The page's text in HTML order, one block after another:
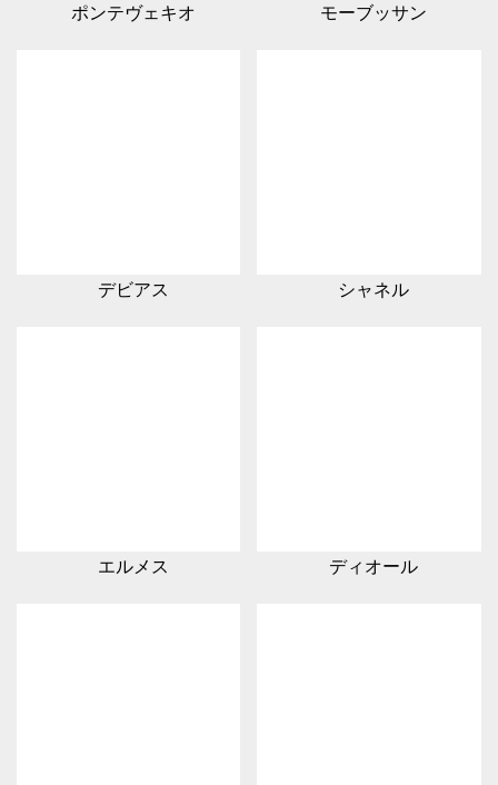
ポンテヴェキオ モーブッサン
デビアス シャネル
エルメス ディオール